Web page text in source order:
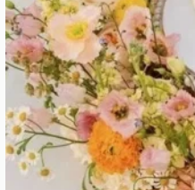
eine